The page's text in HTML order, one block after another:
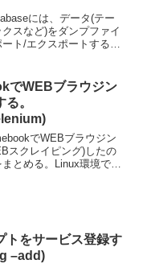
には、データ(テー
スなど)をダンプファイ
ト/エクスポートする
ある。イン...
でWEBブラウジン
。
でWEBブラウジン
スクレイピング)したの
とめる。Linux環境で
トをサービス登録す
–add)